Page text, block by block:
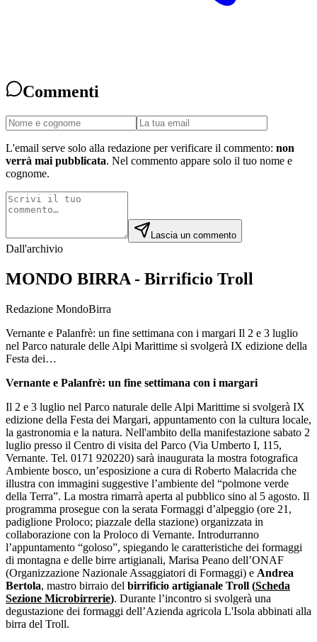
Commenti
L'email serve solo alla redazione per verificare il commento: non
verrà mai pubblicata. Nel commento appare solo il tuo nome e
cognome.
Lascia un commento
Dall'archivio
MONDO BIRRA - Birrificio Troll
Redazione MondoBirra
Vernante e Palanfrè: un fine settimana con i margari Il 2 e 3 luglio
nel Parco naturale delle Alpi Marittime si svolgerà IX edizione della
Festa dei…
Vernante e Palanfrè: un fine settimana con i margari
Il 2 e 3 luglio nel Parco naturale delle Alpi Marittime si svolgerà IX
edizione della Festa dei Margari, appuntamento con la cultura locale,
la gastronomia e la natura. Nell'ambito della manifestazione sabato 2
luglio presso il Centro di visita del Parco (Via Umberto I, 115,
Vernante. Tel. 0171 920220) sarà inaugurata la mostra fotografica
Ambiente bosco, un’esposizione a cura di Roberto Malacrida che
illustra con immagini suggestive l’ambiente del “polmone verde
della Terra”. La mostra rimarrà aperta al pubblico sino al 5 agosto. Il
programma prosegue con la serata Formaggi d’alpeggio (ore 21,
padiglione Proloco; piazzale della stazione) organizzata in
collaborazione con la Proloco di Vernante. Introdurranno
l’appuntamento “goloso”, spiegando le caratteristiche dei formaggi
di montagna e delle birre artigianali, Marisa Peano dell’ONAF
(Organizzazione Nazionale Assaggiatori di Formaggi) e Andrea
Bertola, mastro birraio del birrificio artigianale Troll (Scheda
Sezione Microbirrerie). Durante l’incontro si svolgerà una
degustazione dei formaggi dell’Azienda agricola L'Isola abbinati alla
birra del Troll.